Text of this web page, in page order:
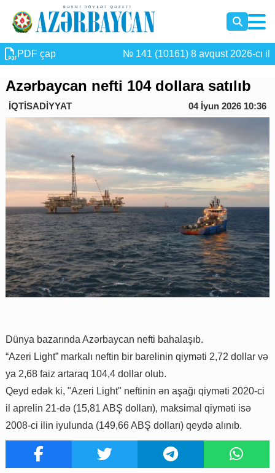
PDF çap № 141 (10161) 8 avqust 2026-cı il
Azərbaycan nefti 104 dollara satılıb
İQTİSADİYYAT 04 İyun 2026 10:36
Dünya bazarında Azərbaycan nefti bahalaşıb.
“Azeri Light” markalı neftin bir barelinin qiyməti 2,72 dollar və
ya 2,68 faiz artaraq 104,4 dollar olub.
Qeyd edək ki, "Azeri Light" neftinin ən aşağı qiyməti 2020-ci
il aprelin 21-də (15,81 ABŞ dolları), maksimal qiyməti isə
2008-ci ilin iyulunda (149,66 ABŞ dolları) qeydə alınıb.